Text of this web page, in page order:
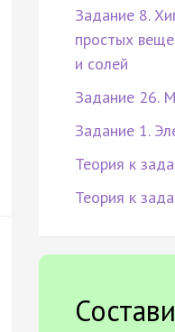
Задание 8.
простых
и солей
Задание 26.
Задание 1.
Теория к
Теория к